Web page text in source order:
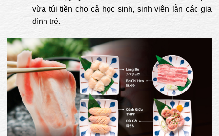
vừa túi tiền cho cả học sinh, sinh viên lẫn các gia
đình trẻ.